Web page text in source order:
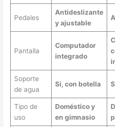
Pedales
Antideslizante
y ajustable
Pantalla
Computador
integrado
Soporte
de agua
Si, con botella
Tipo de
uso
Doméstico y
en gimnasio